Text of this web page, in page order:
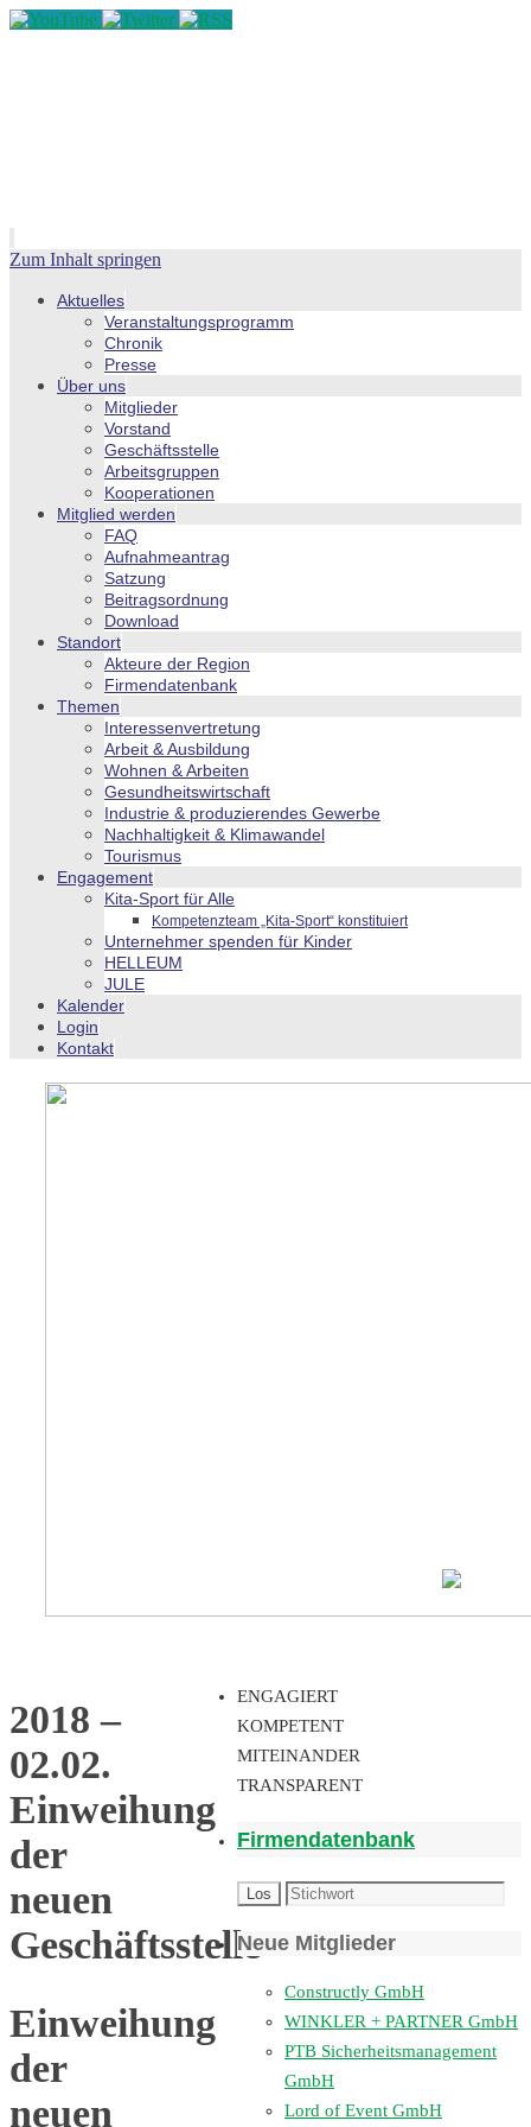
Zum Inhalt springen
Aktuelles
Veranstaltungsprogramm
Chronik
Presse
Über uns
Mitglieder
Vorstand
Geschäftsstelle
Arbeitsgruppen
Kooperationen
Mitglied werden
FAQ
Aufnahmeantrag
Satzung
Beitragsordnung
Download
Standort
Akteure der Region
Firmendatenbank
Themen
Interessenvertretung
Arbeit & Ausbildung
Wohnen & Arbeiten
Gesundheitswirtschaft
Industrie & produzierendes Gewerbe
Nachhaltigkeit & Klimawandel
Tourismus
Engagement
Kita-Sport für Alle
Kompetenzteam „Kita-Sport“ konstituiert
Unternehmer spenden für Kinder
HELLEUM
JULE
Kalender
Login
Kontakt
2018 –
02.02.
Einweihung
der
neuen
Geschäftsstelle
Einweihung
der
neuen
ENGAGIERT
KOMPETENT
MITEINANDER
TRANSPARENT
Firmendatenbank
Neue Mitglieder
Constructly GmbH
WINKLER + PARTNER GmbH
PTB Sicherheitsmanagement
GmbH
Lord of Event GmbH